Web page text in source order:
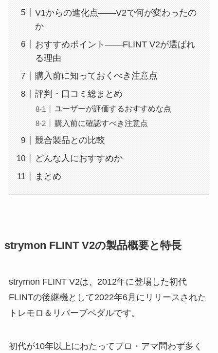
V1からの進化点——V2で何が変わったの
か
おすすめポイント——FLINT V2が選ばれ
る理由
購入前に知っておくべき注意点
評判・口コミ総まとめ
ユーザーが評価するおすすめな点
購入前に確認すべき注意点
競合製品との比較
どんな人におすすめか
まとめ
strymon FLINT V2の製品概要と特長
strymon FLINT V2は、2012年に登場した初代
FLINTの後継機として2022年6月にリリースされた
トレモロ＆リバーブペダルです。
初代が10年以上にわたってプロ・アマ問わず多く